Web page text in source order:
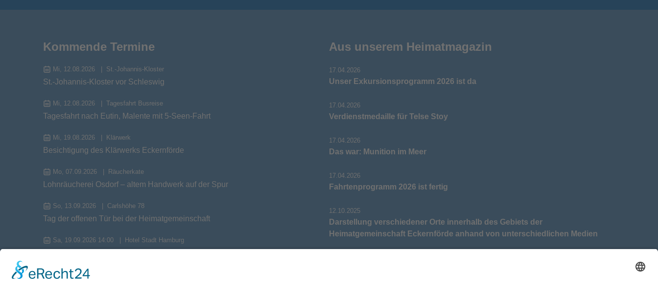
Kommende Termine
Mi, 12.08.2026 St.-Johannis-Kloster
St.-Johannis-Kloster vor Schleswig
Mi, 12.08.2026 Tagesfahrt Busreise
Tagesfahrt nach Eutin, Malente mit 5-Seen-Fahrt
Mi, 19.08.2026 Klärwerk
Besichtigung des Klärwerks Eckernförde
Mo, 07.09.2026 Räucherkate
Lohnräucherei Osdorf – altem Handwerk auf der Spur
So, 13.09.2026 Carlshöhe 78
Tag der offenen Tür bei der Heimatgemeinschaft
Sa, 19.09.2026 14:00 Hotel Stadt Hamburg
Mi, 23.09.2026
Aus unserem Heimatmagazin
17.04.2026
Unser Exkursionsprogramm 2026 ist da
17.04.2026
Verdienstmedaille für Telse Stoy
17.04.2026
Das war: Munition im Meer
17.04.2026
Fahrtenprogramm 2026 ist fertig
12.10.2025
Darstellung verschiedener Orte innerhalb des Gebiets der
Heimatgemeinschaft Eckernförde anhand von unterschiedlichen Medien